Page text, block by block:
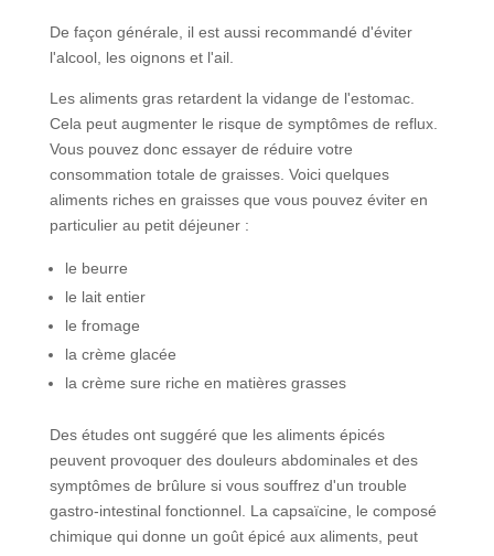
De façon générale, il est aussi recommandé d'éviter
l'alcool, les oignons et l'ail.
Les aliments gras retardent la vidange de l'estomac.
Cela peut augmenter le risque de symptômes de reflux.
Vous pouvez donc essayer de réduire votre
consommation totale de graisses. Voici quelques
aliments riches en graisses que vous pouvez éviter en
particulier au petit déjeuner :
le beurre
le lait entier
le fromage
la crème glacée
la crème sure riche en matières grasses
Des études ont suggéré que les aliments épicés
peuvent provoquer des douleurs abdominales et des
symptômes de brûlure si vous souffrez d'un trouble
gastro-intestinal fonctionnel. La capsaïcine, le composé
chimique qui donne un goût épicé aux aliments, peut